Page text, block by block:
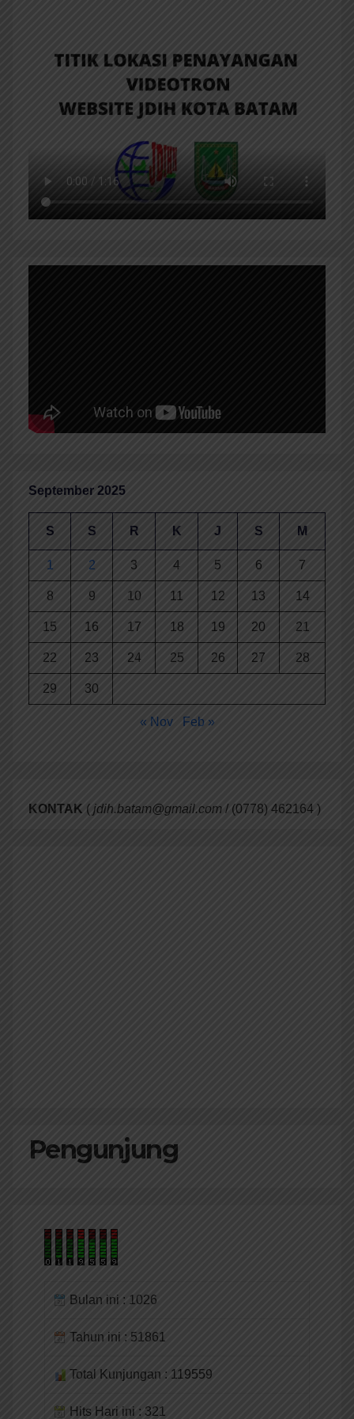
September 2025
S S R K J S M
1 2 3 4 5 6 7
8 9 10 11 12 13 14
15 16 17 18 19 20 21
22 23 24 25 26 27 28
29 30
« Nov Feb »
KONTAK ( jdih.batam@gmail.com / (0778) 462164 )
Pengunjung
Bulan ini : 1026
Tahun ini : 51861
Total Kunjungan : 119559
Hits Hari ini : 321